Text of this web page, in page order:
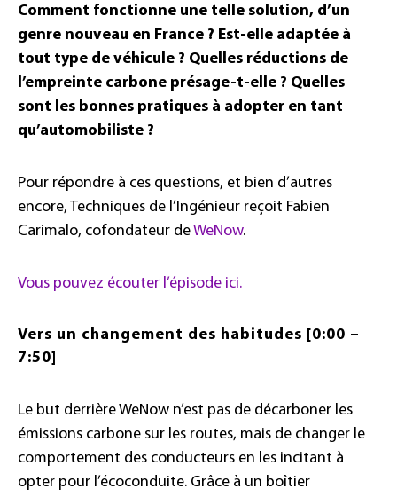
Comment fonctionne une telle solution, d’un
genre nouveau en France ? Est-elle adaptée à
tout type de véhicule ? Quelles réductions de
l’empreinte carbone présage-t-elle ? Quelles
sont les bonnes pratiques à adopter en tant
qu’automobiliste ?
Pour répondre à ces questions, et bien d’autres
encore, Techniques de l’Ingénieur reçoit Fabien
Carimalo, cofondateur deWeNow.
Vous pouvez écouter l’épisode ici.
Vers un changement des habitudes [0:00 –
7:50]
Le but derrière WeNow n’est pas de décarboner les
émissions carbone sur les routes, mais de changer le
comportement des conducteurs en les incitant à
opter pour l’écoconduite. Grâce à un boîtier